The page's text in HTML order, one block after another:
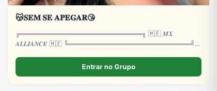
😽𝐒𝐄𝐌 𝐒𝐄 𝐀𝐏𝐄𝐆𝐀𝐑😘
╔════════════════════════════╗ 🇲🇪 𝑴𝑿
𝑨𝑳𝑳𝑰𝑨𝑵𝑪𝑬 🇲🇪 ╚════════════════════════════╝
Entrar no Grupo